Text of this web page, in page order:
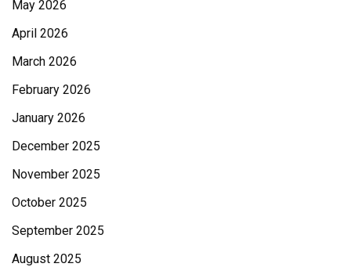
May 2026
April 2026
March 2026
February 2026
January 2026
December 2025
November 2025
October 2025
September 2025
August 2025